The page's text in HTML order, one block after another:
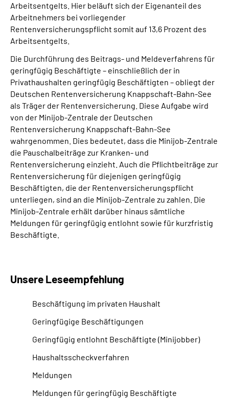
Arbeitsentgelts. Hier beläuft sich der Eigenanteil des
Arbeitnehmers bei vorliegender
Rentenversicherungspflicht somit auf 13,6 Prozent des
Arbeitsentgelts.
Die Durchführung des Beitrags- und Meldeverfahrens für
geringfügig Beschäftigte – einschließlich der in
Privathaushalten geringfügig Beschäftigten – obliegt der
Deutschen Rentenversicherung Knappschaft-Bahn-See
als Träger der Rentenversicherung. Diese Aufgabe wird
von der Minijob-Zentrale der Deutschen
Rentenversicherung Knappschaft-Bahn-See
wahrgenommen. Dies bedeutet, dass die Minijob-Zentrale
die Pauschalbeiträge zur Kranken- und
Rentenversicherung einzieht. Auch die Pflichtbeiträge zur
Rentenversicherung für diejenigen geringfügig
Beschäftigten, die der Rentenversicherungspflicht
unterliegen, sind an die Minijob-Zentrale zu zahlen. Die
Minijob-Zentrale erhält darüber hinaus sämtliche
Meldungen für geringfügig entlohnt sowie für kurzfristig
Beschäftigte.
Unsere Leseempfehlung
Beschäftigung im privaten Haushalt
Geringfügige Beschäftigungen
Geringfügig entlohnt Beschäftigte (Minijobber)
Haushaltsscheckverfahren
Meldungen
Meldungen für geringfügig Beschäftigte